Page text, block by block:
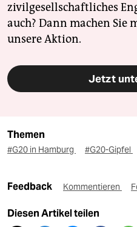
zivilgesellschaftliches
auch? Dann machen Sie
unsere Aktion.
Jetzt
Themen
#G20 in Hamburg #G20-Gipfel
Feedback Kommentieren
Diesen Artikel teilen